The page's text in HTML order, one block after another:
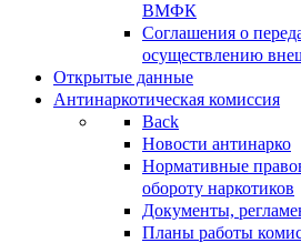
ВМФК
Соглашения о
осуществлению
Открытые данные
Антинаркотическая комиссия
Back
Новости антинарко
Нормативные
обороту наркотиков
Документы,
Планы работы